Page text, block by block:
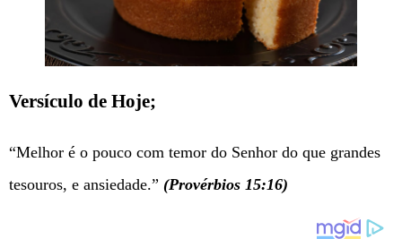
Versículo de Hoje;
“Melhor é o pouco com temor do Senhor do que grandes
tesouros, e ansiedade.” (Provérbios 15:16)